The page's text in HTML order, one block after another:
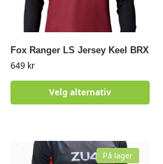
Fox Ranger LS Jersey Keel BRX
649 kr
Velg alternativ
På lager